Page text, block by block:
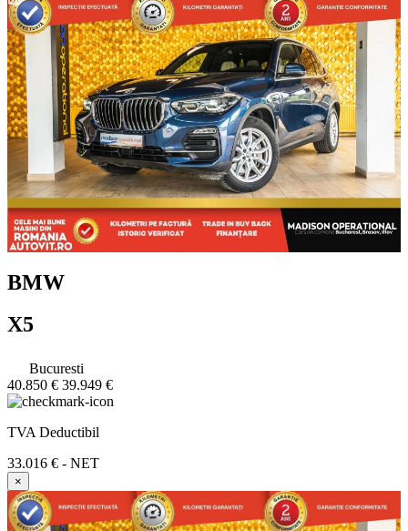
BMW
X5
Bucuresti
40.850 € 39.949 €
TVA Deductibil
33.016 € - NET
×